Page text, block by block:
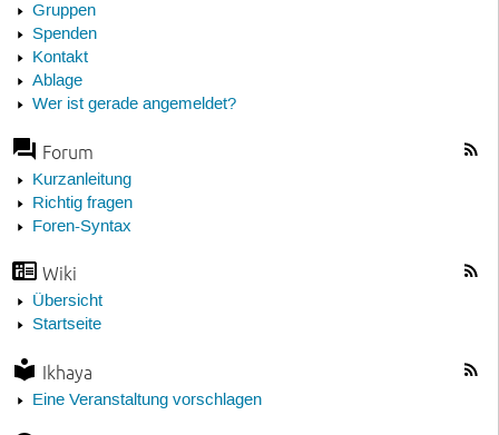
Gruppen
Spenden
Kontakt
Ablage
Wer ist gerade angemeldet?
Forum
Kurzanleitung
Richtig fragen
Foren-Syntax
Wiki
Übersicht
Startseite
Ikhaya
Eine Veranstaltung vorschlagen